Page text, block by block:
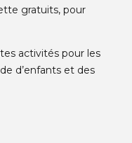
gratuits, pour
activités pour les
d’enfants et des